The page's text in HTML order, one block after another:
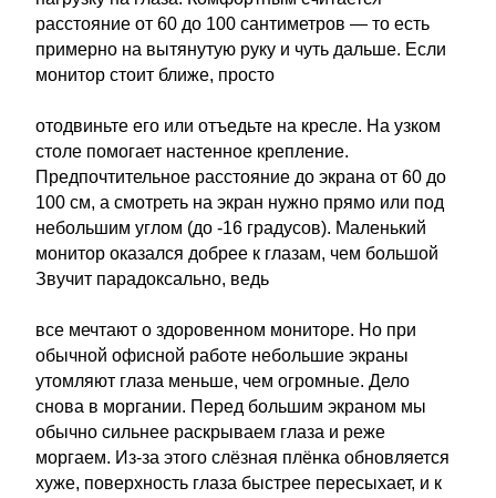
расстояние от 60 до 100 сантиметров — то есть
примерно на вытянутую руку и чуть дальше. Если
монитор стоит ближе, просто
отодвиньте его или отъедьте на кресле. На узком
столе помогает настенное крепление.
Предпочтительное расстояние до экрана от 60 до
100 см, а смотреть на экран нужно прямо или под
небольшим углом (до -16 градусов). Маленький
монитор оказался добрее к глазам, чем большой
Звучит парадоксально, ведь
все мечтают о здоровенном мониторе. Но при
обычной офисной работе небольшие экраны
утомляют глаза меньше, чем огромные. Дело
снова в моргании. Перед большим экраном мы
обычно сильнее раскрываем глаза и реже
моргаем. Из-за этого слёзная плёнка обновляется
хуже, поверхность глаза быстрее пересыхает, и к